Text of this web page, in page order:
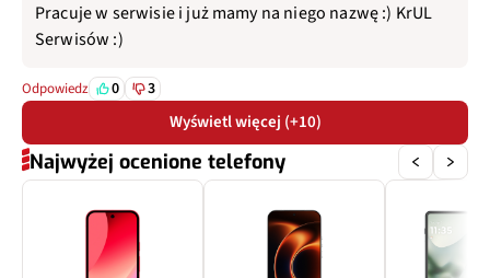
Pracuje w serwisie i już mamy na niego nazwę :) KrUL
Serwisów :)
Odpowiedz 0 3
Wyświetl więcej (+10)
Najwyżej ocenione telefony